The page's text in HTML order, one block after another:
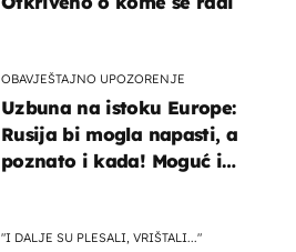
OBAVJEŠTAJNO UPOZORENJE
Uzbuna na istoku Europe:
Rusija bi mogla napasti, a
poznato i kada! Moguć i
"I DALJE SU PLESALI, VRIŠTALI..."